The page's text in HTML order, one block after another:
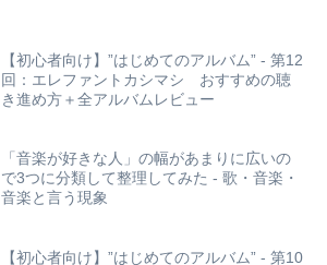
【初心者向け】”はじめてのアルバム” - 第12
回：エレファントカシマシ おすすめの聴
き進め方＋全アルバムレビュー
「音楽が好きな人」の幅があまりに広いの
で3つに分類して整理してみた - 歌・音楽・
音楽と言う現象
【初心者向け】”はじめてのアルバム” - 第10